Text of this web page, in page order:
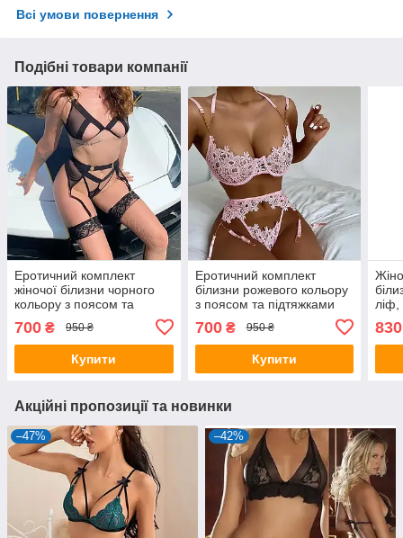
Всі умови повернення
Подібні товари компанії
Еротичний комплект
жіночої білизни чорного
кольору з поясом та
700 ₴ 950 ₴
Купити
Еротичний комплект
білизни рожевого кольору
з поясом та підтяжками
700₴ 950 ₴
Купити
ліф,
830
Акційні пропозиції та новинки
–47% –42%